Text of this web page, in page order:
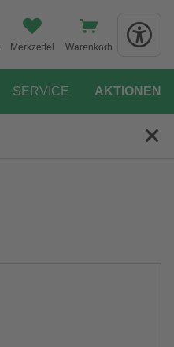
Merkzettel Warenkorb
SERVICE AKTIONEN